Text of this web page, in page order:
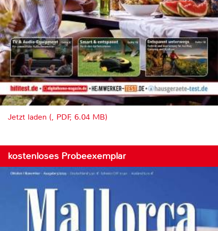
Jetzt laden (, PDF, 6.04 MB)
kostenloses Probeexemplar